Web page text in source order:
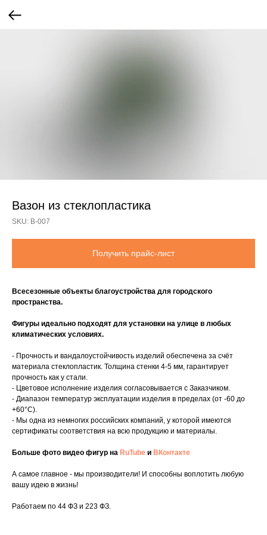
Вазон из стеклопластика
SKU: В-007
Получить прайс-лист
Всесезонные объекты благоустройства для городского
пространства.
Фигуры идеально подходят для установки на улице в любых
климатических условиях.
- Прочность и вандалоустойчивость изделий обеспечена за счёт
материала стеклопластик. Толщина стенки 4-5 мм, гарантирует
прочность как у стали.
- Цветовое исполнение изделия согласовывается с Заказчиком.
- Диапазон температур эксплуатации изделия в пределах (от -60 до
+60°C).
- Мы одна из немногих российских компаний, у которой имеются
сертификаты соответствия на всю продукцию и материалы.
Больше фото видео фигур на RuTube и ВКонтакте
А самое главное - мы производители! И способны воплотить любую
вашу идею в жизнь!
Работаем по 44 ФЗ и 223 ФЗ.